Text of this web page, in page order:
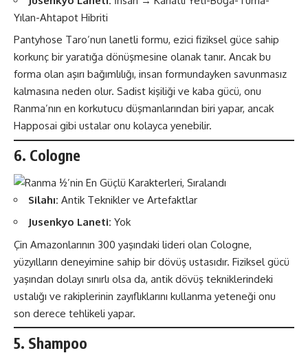
Yılan-Ahtapot Hibriti
Pantyhose Taro’nun lanetli formu, ezici fiziksel güce sahip
korkunç bir yaratığa dönüşmesine olanak tanır. Ancak bu
forma olan aşırı bağımlılığı, insan formundayken savunmasız
kalmasına neden olur. Sadist kişiliği ve kaba gücü, onu
Ranma’nın en korkutucu düşmanlarından biri yapar, ancak
Happosai gibi ustalar onu kolayca yenebilir​​.
6. Cologne
Silahı: Antik Teknikler ve Artefaktlar
Jusenkyo Laneti: Yok
Çin Amazonlarının 300 yaşındaki lideri olan Cologne,
yüzyılların deneyimine sahip bir dövüş ustasıdır. Fiziksel gücü
yaşından dolayı sınırlı olsa da, antik dövüş tekniklerindeki
ustalığı ve rakiplerinin zayıflıklarını kullanma yeteneği onu
son derece tehlikeli yapar​​.
5. Shampoo